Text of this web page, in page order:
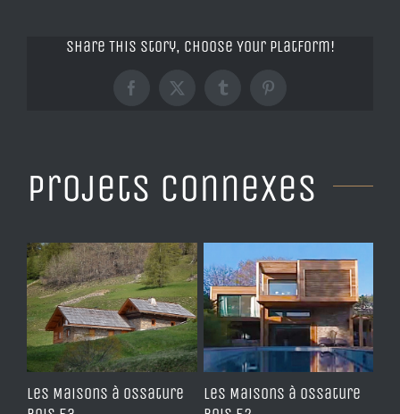
Share This Story, Choose Your Platform!
Facebook
X TumblrPinterest
Projets connexes
les Maisons à ossature
les Maisons à ossature